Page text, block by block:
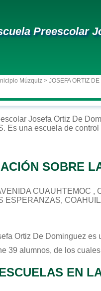
Preescolar
Múzquiz > JOSEFA ORTIZ
Josefa Ortiz De
. Es una escuela de control
SOBRE
CUAUHTEMOC ,
ESPERANZAS,
Ortiz De Dominguez es
39 alumnos, de los
EN